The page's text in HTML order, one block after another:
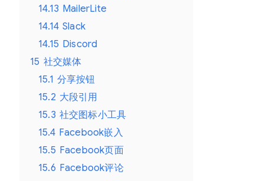
14.13 MailerLite
14.14 Slack
14.15 Discord
15 社交媒体
15.1 分享按钮
15.2 大段引用
15.3 社交图标小工具
15.4 Facebook嵌入
15.5 Facebook页面
15.6 Facebook评论